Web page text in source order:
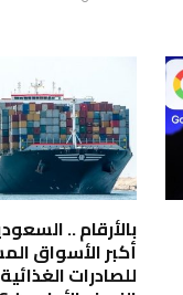
بالأرقام ..
أكبر الأسواق
للصادرات